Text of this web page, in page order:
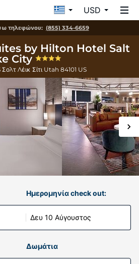
USD
τηλεφώνου: (855) 334-6659
by Hilton Hotel Salt
City
Σολτ Λέικ Σίτι Utah 84101 US
Ημερομηνία check out:
Δευ 10 Αύγουστος
Δωμάτια